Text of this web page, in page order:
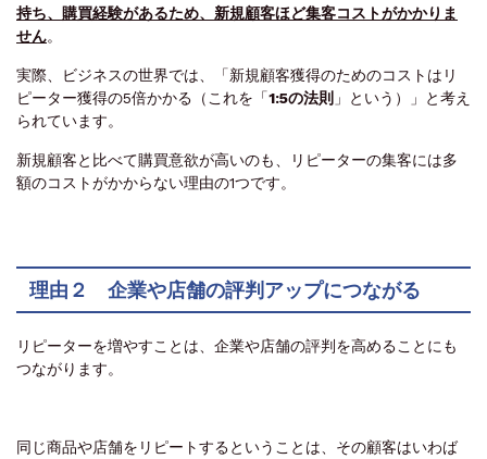
持ち、購買経験があるため、新規顧客ほど集客コストがかかりま
せん。
実際、ビジネスの世界では、「新規顧客獲得のためのコストはリ
ピーター獲得の5倍かかる（これを「1:5の法則 」という）」と考え
られています。
新規顧客と比べて購買意欲が高いのも、リピーターの集客には多
額のコストがかからない理由の1つです。
理由２ 企業や店舗の評判アップにつながる
リピーターを増やすことは、企業や店舗の評判を高めることにも
つながります。
同じ商品や店舗をリピートするということは、その顧客はいわば